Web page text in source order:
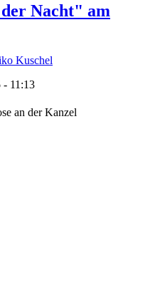
Nacht" am
- 11:13